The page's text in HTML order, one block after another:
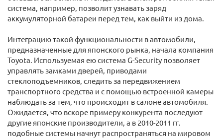
система, например, позволит узнавать заряд
аккумуляторной батареи перед тем, как выйти из дома.
Интеграцию такой функциональности в автомобили,
предназначенные для японского рынка, начала компания
Toyota. Используемая ею система G-Security позволяет
управлять замками дверей, приводами
стеклоподъемников, следить за передвижением
транспортного средства и с помощью встроенной камеры
наблюдать за тем, что происходит в салоне автомобиля.
Ожидается, что вскоре примеру конкурента последуют
другие японские производители, а в 2010-2011 гг.
подобные системы начнут распространяться на мировом